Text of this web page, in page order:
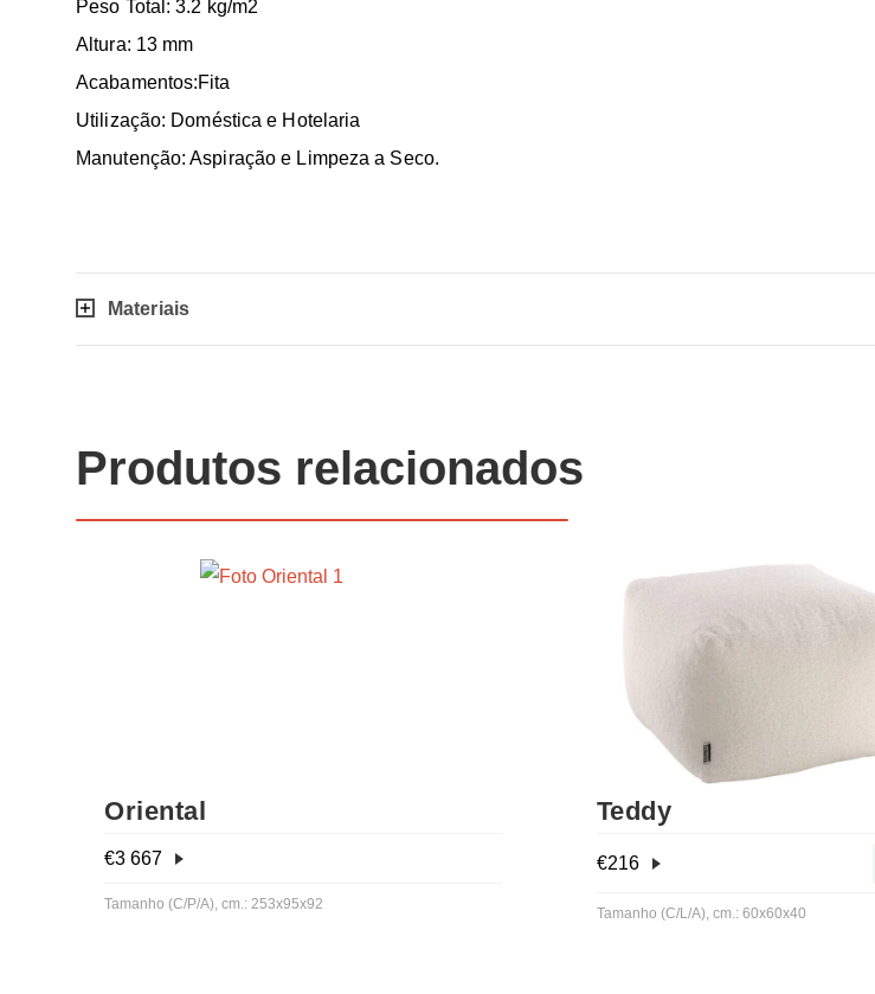
Peso Total: 3.2 kg/m2
Altura: 13 mm
Acabamentos:Fita
Utilização: Doméstica e Hotelaria
Manutenção: Aspiração e Limpeza a Seco.
Materiais
Produtos relacionados
Oriental
€3 667
Tamanho (C/P/A), cm.: 253x95x92
Teddy
€216
Tamanho (C/L/A), cm.: 60x60x40